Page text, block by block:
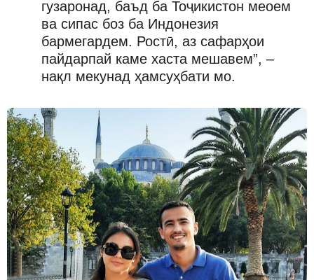
гузаронад, баъд ба Тоҷикистон меоем
ва сипас боз ба Индонезия
бармегардем. Ростӣ, аз сафарҳои
пайдарпай каме хаста мешавем”, –
нақл мекунад ҳамсуҳбати мо.